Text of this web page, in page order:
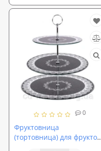
0
Фруктовница
(тортовница) для фруктов